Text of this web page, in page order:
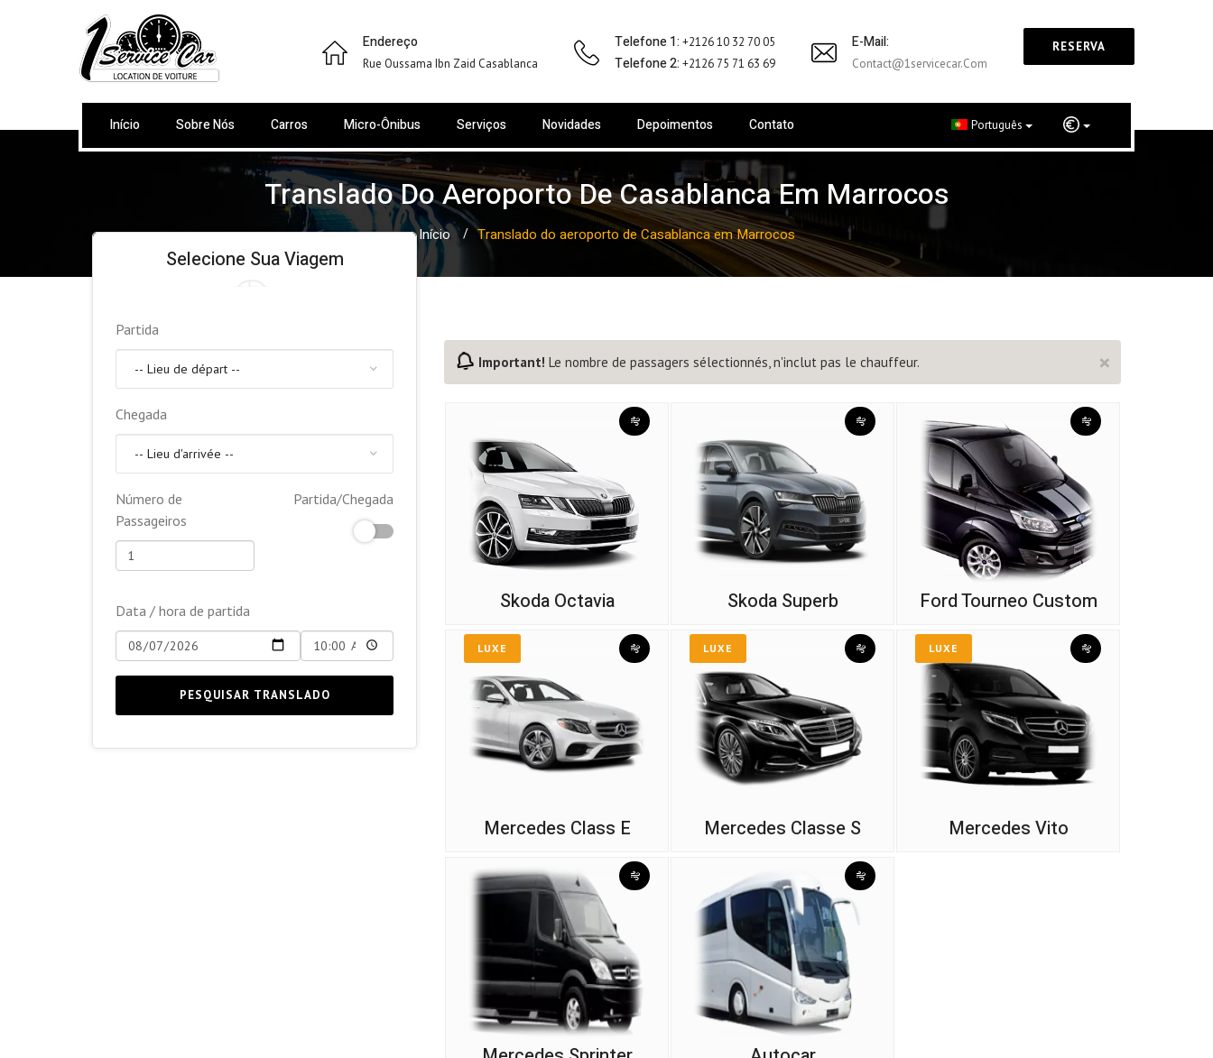
Endereço
Rue Oussama Ibn Zaid Casablanca
Telefone 1: +2126 10 32 70 05
Telefone 2: +2126 75 71 63 69
E-Mail:
Contact@1servicecar.com
RESERVA
Início Sobre Nós Carros Micro-Ônibus Serviços Novidades Depoimentos Contato Português
Translado Do Aeroporto De Casablanca Em Marrocos
Início Translado do aeroporto de Casablanca em Marrocos
Selecione Sua Viagem
Partida
Chegada
Número de
Passageiros
Partida/Chegada
Data / hora de partida
PESQUISAR TRANSLADO
Important! Le nombre de passagers sélectionnés, n'inclut pas le chauffeur. ×
Skoda Octavia Skoda Superb Ford Tourneo Custom
LUXE
Mercedes Class E
LUXE
Mercedes Classe S
LUXE
Mercedes Vito